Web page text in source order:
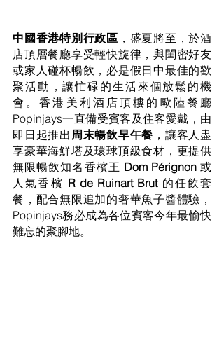
中國香港特別行政區 ，盛夏將至，於酒
店頂層餐廳享受輕快旋律，與閨密好友
或家人碰杯暢飲，必是假日中最佳的歡
聚活動，讓忙碌的生活來個放鬆的機
會。香港美利酒店頂樓的歐陸餐廳
Popinjays一直備受賓客及住客愛戴，由
即日起推出 周末暢飲早午餐 ，讓客人盡
享豪華海鮮塔及環球頂級食材，更提供
無限暢飲知名香檳王 Dom Pérignon 或
人氣香檳 R de Ruinart Brut 的任飲套
餐，配合無限追加的奢華魚子醬體驗，
Popinjays務必成為各位賓客今年最愉快
難忘的聚腳地。